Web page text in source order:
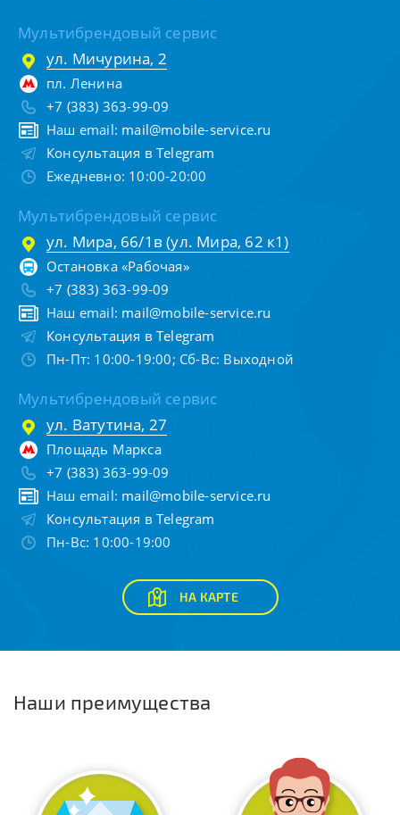
Мультибрендовый сервис
ул. Мичурина, 2
пл. Ленина
+7 (383) 363-99-09
Наш email: mail@mobile-service.ru
Консультация в Telegram
Ежедневно: 10:00-20:00
Мультибрендовый сервис
ул. Мира, 66/1в (ул. Мира, 62 к1)
Остановка «Рабочая»
+7 (383) 363-99-09
Наш email: mail@mobile-service.ru
Консультация в Telegram
Пн-Пт: 10:00-19:00; Сб-Вс: Выходной
Мультибрендовый сервис
ул. Ватутина, 27
Площадь Маркса
+7 (383) 363-99-09
Наш email: mail@mobile-service.ru
Консультация в Telegram
Пн-Вс: 10:00-19:00
НА КАРТЕ
Наши преимущества